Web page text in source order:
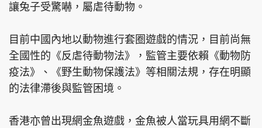
讓兔子受驚嚇，屬虐待動物。
目前中國內地以動物進行套圈遊戲的情況，目前尚無
全國性的《反虐待動物法》，監管主要依賴《動物防
疫法》、《野生動物保護法》等相關法規，存在明顯
的法律滯後與監管困境。
香港亦曾出現網金魚遊戲，金魚被人當玩具用網不斷